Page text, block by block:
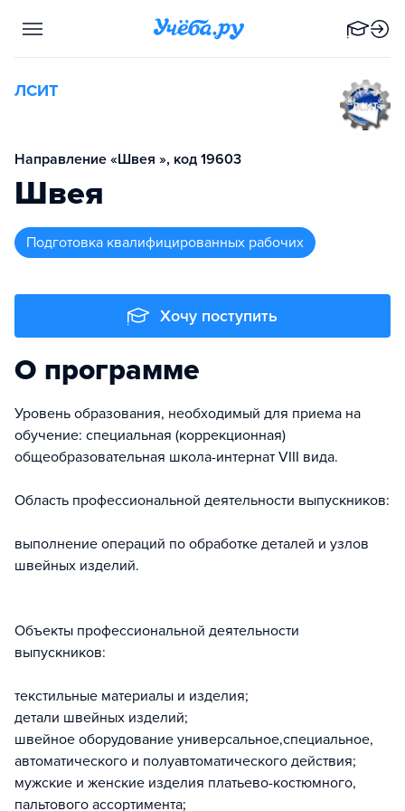
ЛСИТ
Направление «Швея », код 19603
Швея
подготовка квалифицированных рабочих
Хочу поступить
О программе
Уровень образования, необходимый для приема на
обучение: специальная (коррекционная)
общеобразовательная школа-интернат VIII вида.
Область профессиональной деятельности выпускников:
выполнение операций по обработке деталей и узлов
швейных изделий.
Объекты профессиональной деятельности
выпускников:
текстильные материалы и изделия;
детали швейных изделий;
швейное оборудование универсальное,специальное,
автоматического и полуавтоматического действия;
мужские и женские изделия платьево-костюмного,
пальтового ассортимента;